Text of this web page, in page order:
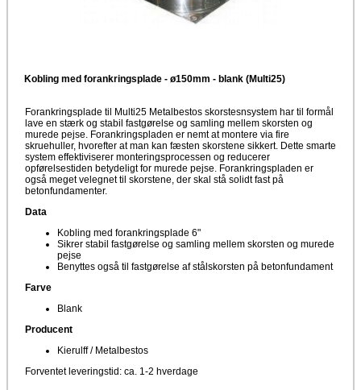
Kobling med forankringsplade - ø150mm - blank (Multi25)
Forankringsplade til Multi25 Metalbestos skorstesnsystem har til formål
lave en stærk og stabil fastgørelse og samling mellem skorsten og
murede pejse. Forankringspladen er nemt at montere via fire
skruehuller, hvorefter at man kan fæsten skorstene sikkert. Dette smarte
system effektiviserer monteringsprocessen og reducerer
opførelsestiden betydeligt for murede pejse. Forankringspladen er
også meget velegnet til skorstene, der skal stå solidt fast på
betonfundamenter.
Data
Kobling med forankringsplade 6"
Sikrer stabil fastgørelse og samling mellem skorsten og murede
pejse
Benyttes også til fastgørelse af stålskorsten på betonfundament
Farve
Blank
Producent
Kierulff / Metalbestos
Forventet leveringstid: ca. 1-2 hverdage